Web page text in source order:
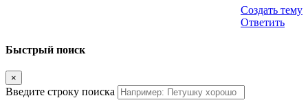
Создать тему
Ответить
Быстрый поиск
×
Введите строку поиска